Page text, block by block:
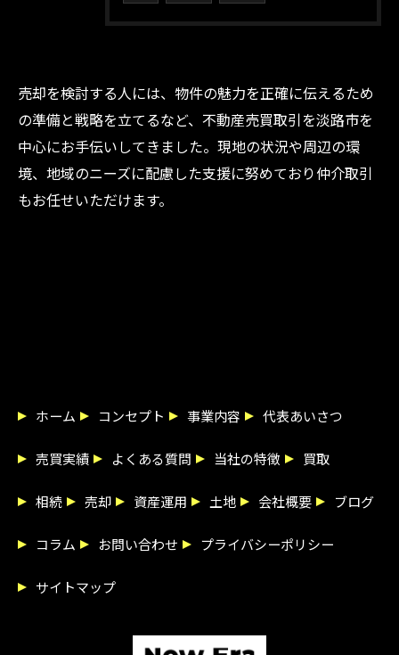
売却を検討する人には、物件の魅力を正確に伝えるため
の準備と戦略を立てるなど、不動産売買取引を淡路市を
中心にお手伝いしてきました。現地の状況や周辺の環
境、地域のニーズに配慮した支援に努めており仲介取引
もお任せいただけます。
ホーム コンセプト 事業内容 代表あいさつ
売買実績 よくある質問 当社の特徴 買取
相続 売却 資産運用 土地 会社概要 ブログ
コラム お問い合わせ プライバシーポリシー
サイトマップ
お問い合わせ・ご相談はこちら